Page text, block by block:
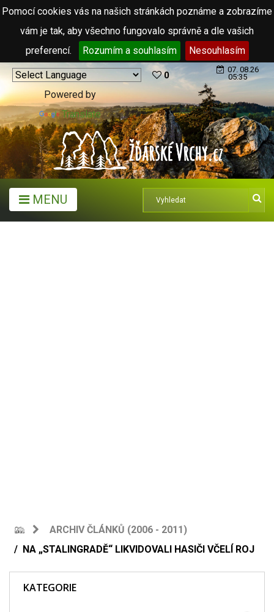
Pomocí cookies vás na našich stránkách poznáme a zobrazíme
vám je tak, aby všechno fungovalo správně a dle vašich
preferencí.
Rozumím a souhlasím Nesouhlasím
Powered by
Translate
0
07. 08.26
05:35
MENU
ARCHIV ČLÁNKŮ (2006 - 2011)
NA „STALINGRADĚ“ LIKVIDOVALI HASIČI VČELÍ ROJ
KATEGORIE